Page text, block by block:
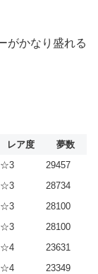
がかなり盛れる
レア度
夢数
☆3
29457
☆3
28734
☆3
28100
☆3
28100
☆4
23631
☆4
23349